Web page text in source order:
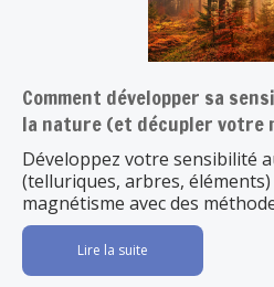
Comment développer sa
la nature (et décupler votre
Développez votre sensibilité
(telluriques, arbres,
magnétisme avec des
Lire la suite